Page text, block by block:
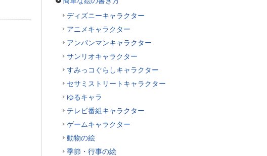
ディズニーキャラクター
アニメキャラクター
アンパンマンキャラクター
サンリオキャラクター
すみっコぐらしキャラクター
セサミストリートキャラクター
ゆるキャラ
テレビ番組キャラクター
ゲームキャラクター
動物の絵
季節・行事の絵